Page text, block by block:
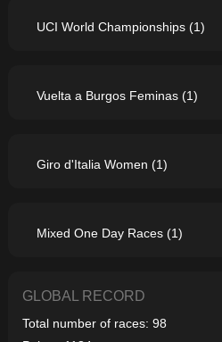
UCI World Championships (1)
Vuelta a Burgos Feminas (1)
Giro d'Italia Women (1)
Mixed One Day Races (1)
GLOBAL RECORD
Total number of races: 98